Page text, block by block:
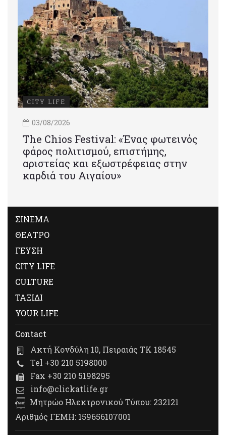
CITY LIFE
03/08/2026
Τhe Chios Festival: «Ένας φωτεινός
φάρος πολιτισμού, επιστήμης,
αριστείας και εξωστρέφειας στην
καρδιά του Αιγαίου»
ΣΙΝΕΜΑ
ΘΕΑΤΡΟ
ΓΕΥΣΗ
CITY LIFE
CULTURE
ΤΑΞΙΔΙ
YOUR LIFE
Contact
Ακτή Κονδύλη 10, Πειραιάς ΤΚ 18545
Tel +30 210 5198000
Fax +30 210 5198295
info@clickatlife.gr
Μητρώο Ηλεκτρονικού Τύπου: 232121
Αριθμός ΓΕΜΗ: 159656107001